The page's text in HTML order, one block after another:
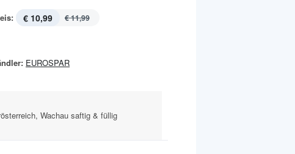
€ 10,99 € 11,99
EUROSPAR
Wachau saftig & füllig